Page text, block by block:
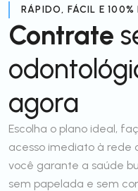
RÁPIDO, FÁCIL E
Contrate
agora
Escolha o plano ideal,
acesso imediato à rede
você garante a saúde
sem papelada e sem